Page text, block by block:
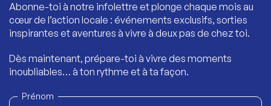
Abonne-toi à notre infolettre et plonge chaque mois au
cœur de l’action locale : événements exclusifs, sorties
inspirantes et aventures à vivre à deux pas de chez toi.
Dès maintenant, prépare-toi à vivre des moments
inoubliables… à ton rythme et à ta façon.
Prénom